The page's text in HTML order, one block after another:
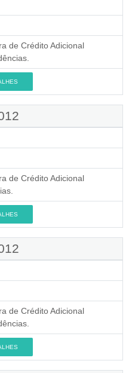
de Crédito Adicional
de Crédito Adicional
de Crédito Adicional